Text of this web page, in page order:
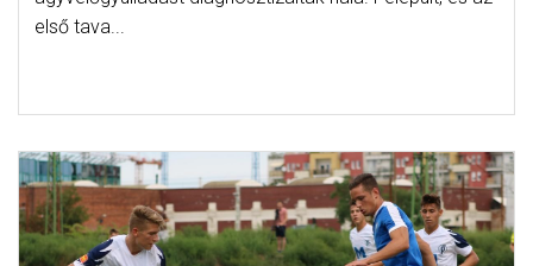
első tava...